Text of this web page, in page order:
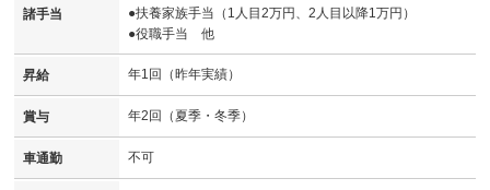
諸手当
●扶養家族手当（1人目2万円、2人目以降1万円）
●役職手当 他
昇給 年1回（昨年実績）
賞与 年2回（夏季・冬季）
車通勤 不可